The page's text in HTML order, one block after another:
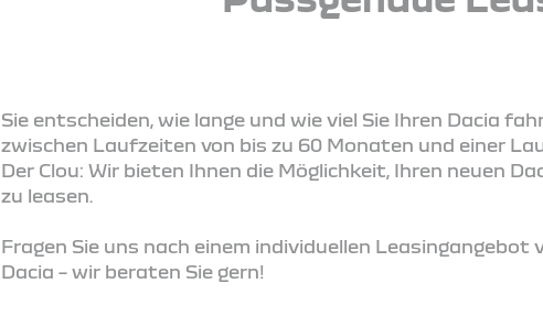
Sie entscheiden, wie lange und wie viel Sie Ihren Dacia
zwischen Laufzeiten von bis zu 60 Monaten und einer
Der Clou: Wir bieten Ihnen die Möglichkeit, Ihren neuen
zu leasen.
Fragen Sie uns nach einem individuellen Leasingangebot
Dacia – wir beraten Sie gern!